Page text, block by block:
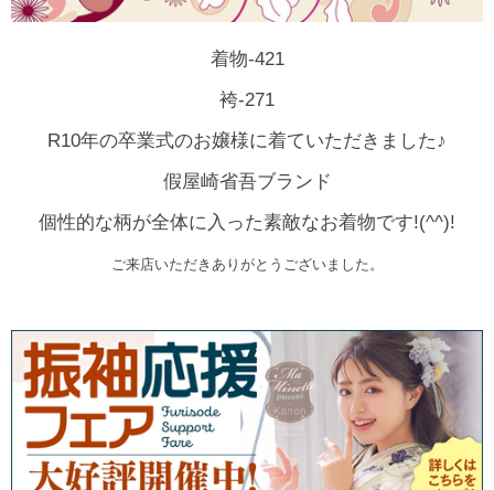
着物-421
袴-271
R10年の卒業式のお嬢様に着ていただきました♪
假屋崎省吾ブランド
個性的な柄が全体に入った素敵なお着物です!(^^)!
ご来店いただきありがとうございました。